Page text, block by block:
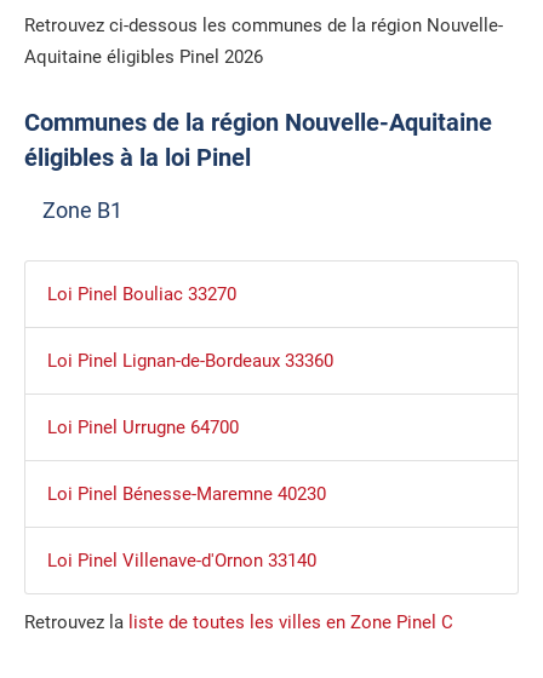
Retrouvez ci-dessous les communes de la région Nouvelle-
Aquitaine éligibles Pinel 2026
Communes de la région Nouvelle-Aquitaine
éligibles à la loi Pinel
Zone B1
Loi Pinel Bouliac 33270
Loi Pinel Lignan-de-Bordeaux 33360
Loi Pinel Urrugne 64700
Loi Pinel Bénesse-Maremne 40230
Loi Pinel Villenave-d'Ornon 33140
Retrouvez la liste de toutes les villes en Zone Pinel C